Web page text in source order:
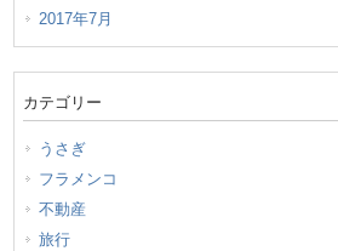
2017年7月
カテゴリー
うさぎ
フラメンコ
不動産
旅行